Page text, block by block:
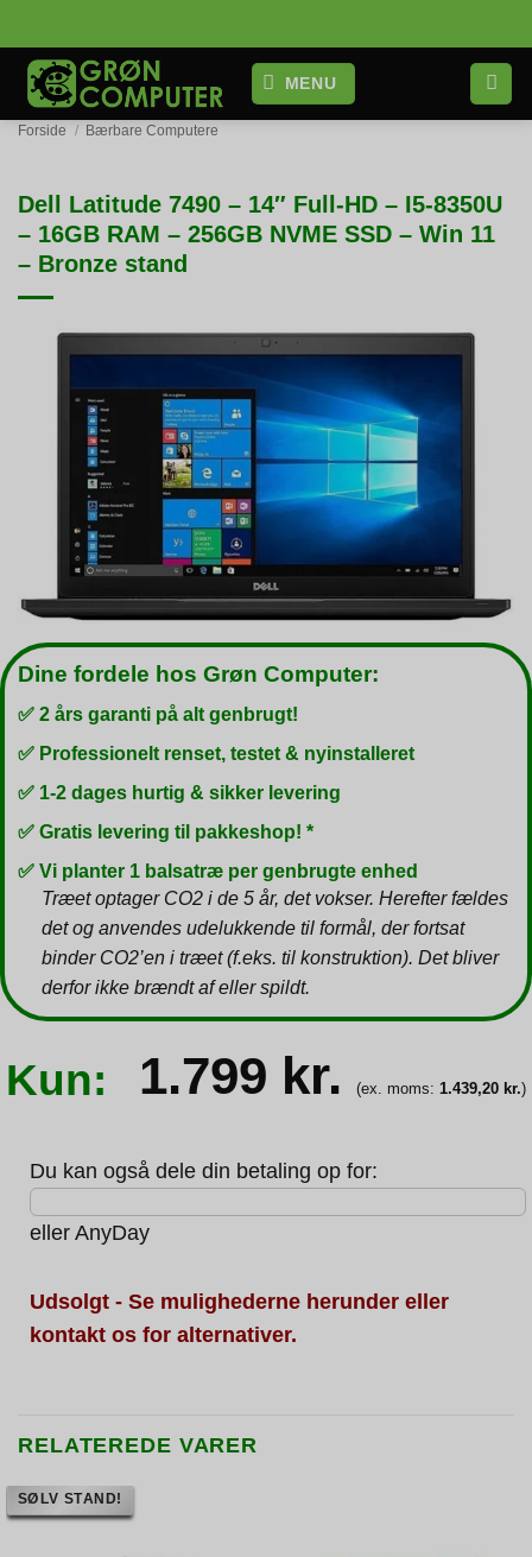
til
indhold
MENU
Forside / Bærbare Computere
Dell Latitude 7490 – 14″ Full-HD – I5-8350U
– 16GB RAM – 256GB NVME SSD – Win 11
– Bronze stand
Dine fordele hos Grøn Computer:
✅ 2 års garanti på alt genbrugt!
✅ Professionelt renset, testet & nyinstalleret
✅ 1-2 dages hurtig & sikker levering
✅ Gratis levering til pakkeshop! *
✅ Vi planter 1 balsatræ per genbrugte enhed
Træet optager CO2 i de 5 år, det vokser. Herefter fældes
det og anvendes udelukkende til formål, der fortsat
binder CO2’en i træet (f.eks. til konstruktion). Det bliver
derfor ikke brændt af eller spildt.
Kun: 1.799 kr. (ex. moms: 1.439,20 kr.)
Du kan også dele din betaling op for:
eller AnyDay
Udsolgt - Se mulighederne herunder eller
kontakt os for alternativer.
RELATEREDE VARER
SØLV STAND!